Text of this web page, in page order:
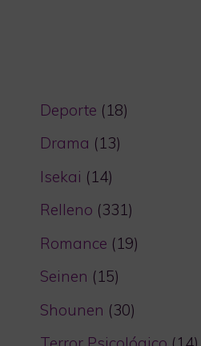
Deporte (18)
Drama (13)
Isekai (14)
Relleno (331)
Romance (19)
Seinen (15)
Shounen (30)